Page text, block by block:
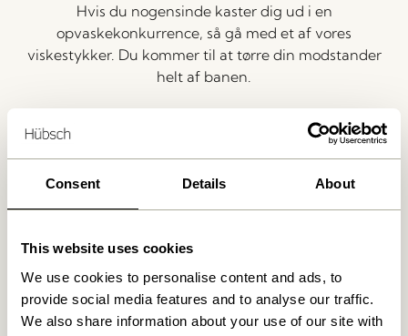
Consent Details About
This website uses cookies
We use cookies to personalise content and ads, to
provide social media features and to analyse our traffic.
We also share information about your use of our site with
Hvis du nogensinde kaster dig ud i en
opvaskekonkurrence, så gå med et af vores
viskestykker. Du kommer til at tørre din modstander
helt af banen.
De kønneste karklude
praktisk. Den er absolut nødvendig. Men måske ikke
særlig køn. I hvert fald ikke før nu. Vores strikkede
du spørger os. Vores karklude er ikke kun til pynt, de
er superabsorberende, og fordi de er lavet af bomuld,
så kan de vaskes, så du kan bruge dem igen og igen.
Se det er en ansvarlig og holdbar karkludsløsning.